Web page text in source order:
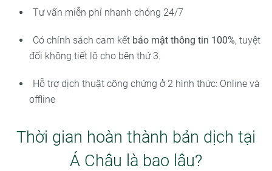
Tư vấn miễn phí nhanh chóng 24/7
Có chính sách cam kết bảo mật thông tin 100%, tuyệt
đối không tiết lộ cho bên thứ 3.
Hỗ trợ dịch thuật công chứng ở 2 hình thức: Online và
offline
Thời gian hoàn thành bản dịch tại
Á Châu là bao lâu?